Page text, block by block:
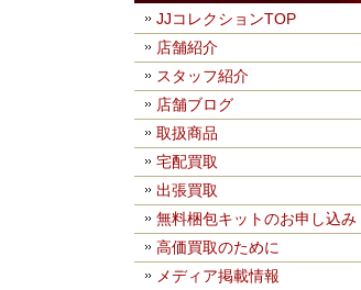
JJコレクションTOP
店舗紹介
スタッフ紹介
店舗ブログ
取扱商品
宅配買取
出張買取
無料梱包キットのお申し込み
高価買取のために
メディア掲載情報